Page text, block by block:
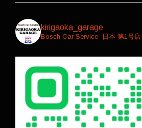
kirigaoka_garage
Bosch Car Service ⁡⁡ 日本 第1号店